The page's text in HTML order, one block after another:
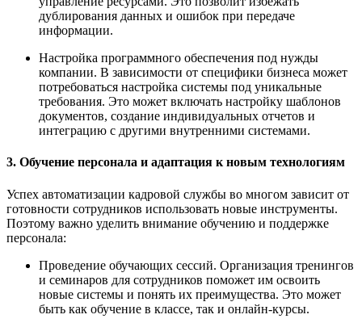
дублирования данных и ошибок при передаче
информации.
Настройка программного обеспечения под нужды
компании. В зависимости от специфики бизнеса может
потребоваться настройка системы под уникальные
требования. Это может включать настройку шаблонов
документов, создание индивидуальных отчетов и
интеграцию с другими внутренними системами.
3. Обучение персонала и адаптация к новым технологиям
Успех автоматизации кадровой службы во многом зависит от
готовности сотрудников использовать новые инструменты.
Поэтому важно уделить внимание обучению и поддержке
персонала:
Проведение обучающих сессий. Организация тренингов
и семинаров для сотрудников поможет им освоить
новые системы и понять их преимущества. Это может
быть как обучение в классе, так и онлайн-курсы.